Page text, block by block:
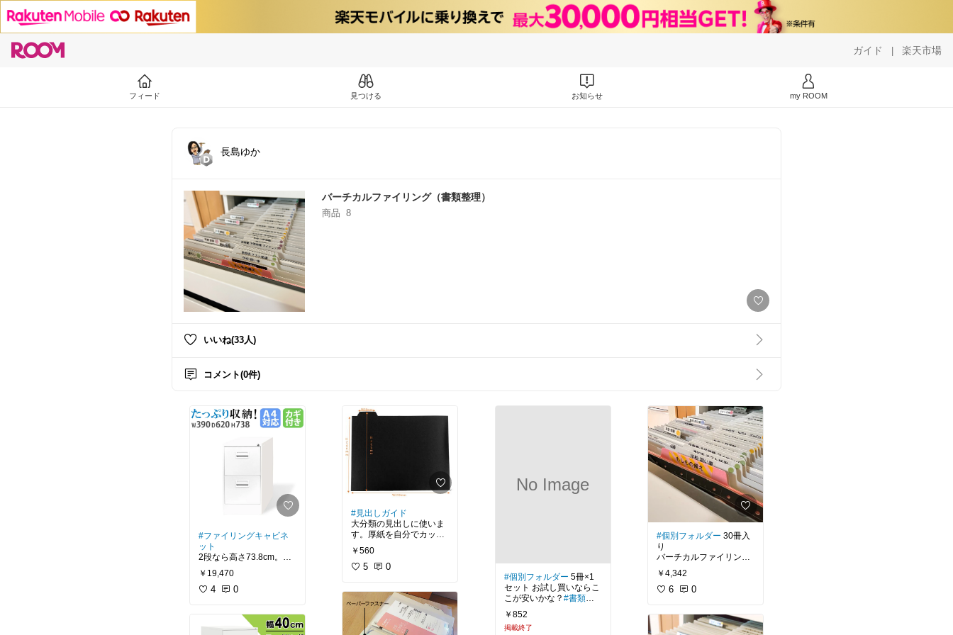
ガイド | 楽天市場
フィード 見つける お知らせ my ROOM
長島ゆか
バーチカルファイリング（書類整理）
商品 8
いいね(33人)
コメント(0件)
#ファイリングキャビネ
ット
2段なら高さ73.8cm。こ
の上にプリンターを置い
て、リビングダイニング
の片隅に置いておくのも
￥19,470
4 0
#見出しガイド
大分類の見出しに使いま
す。厚紙を自分でカット
しても作れるけど、面倒
くさい方はこちらからど
うぞ🤭#書類整理
￥560
5 0
No Image
#個別フォルダー 5冊×1
セット お試し買いならこ
こが安いかな？ #書類整
理 #ファイリング
￥852
掲載終了
#個別フォルダー 30冊入
り
バーチカルファイリング
に使う コクヨ 発泡PP製
個別フォルダー。とても
丈夫で一度購入すれば一
リング
#必需品
￥4,342
6 0